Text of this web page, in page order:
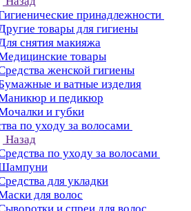
принадлежности
товары для гигиены
снятия макияжа
товары
женской гигиены
и ватные изделия
и педикюр
и губки
по уходу за волосами
Назад
по уходу за волосами
для укладки
для волос